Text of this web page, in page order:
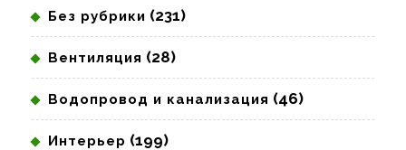
Без рубрики (231)
Вентиляция (28)
Водопровод и канализация (46)
Интерьер (199)